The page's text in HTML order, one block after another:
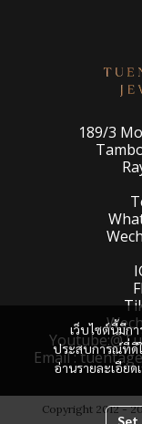
เว็บไซต์นี้มีก
ประสบการณ์ที่ดี
อ่านรายละเอียด
Set
189/3
Email :
Copyright 2012 -